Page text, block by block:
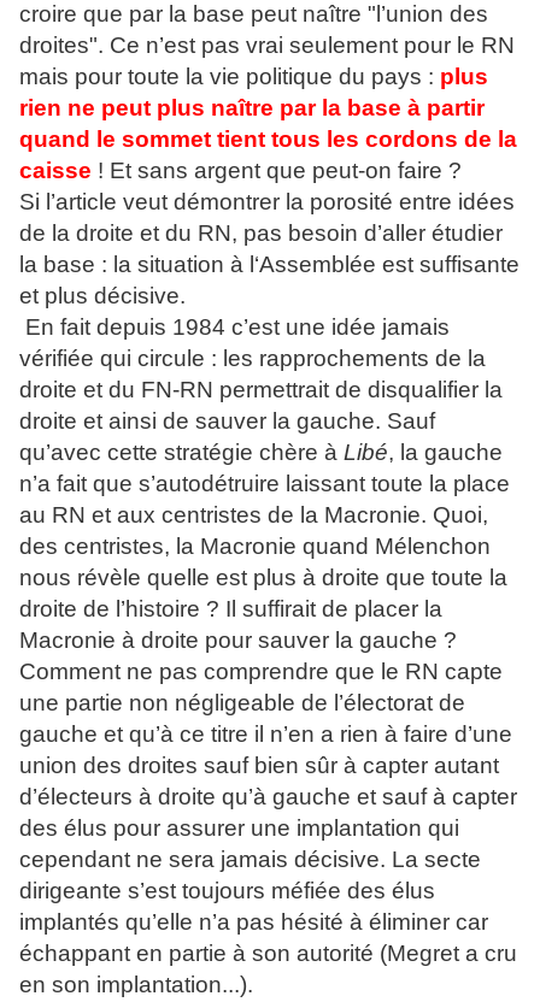
croire que par la base peut naître "l’union des
droites". Ce n’est pas vrai seulement pour le RN
mais pour toute la vie politique du pays : plus
rien ne peut plus naître par la base à partir
quand le sommet tient tous les cordons de la
caisse ! Et sans argent que peut-on faire ?
Si l’article veut démontrer la porosité entre idées
de la droite et du RN, pas besoin d’aller étudier
la base : la situation à l‘Assemblée est suffisante
et plus décisive.
En fait depuis 1984 c’est une idée jamais
vérifiée qui circule : les rapprochements de la
droite et du FN-RN permettrait de disqualifier la
droite et ainsi de sauver la gauche. Sauf
qu’avec cette stratégie chère à Libé, la gauche
n’a fait que s’autodétruire laissant toute la place
au RN et aux centristes de la Macronie. Quoi,
des centristes, la Macronie quand Mélenchon
nous révèle quelle est plus à droite que toute la
droite de l’histoire ? Il suffirait de placer la
Macronie à droite pour sauver la gauche ?
Comment ne pas comprendre que le RN capte
une partie non négligeable de l’électorat de
gauche et qu’à ce titre il n’en a rien à faire d’une
union des droites sauf bien sûr à capter autant
d’électeurs à droite qu’à gauche et sauf à capter
des élus pour assurer une implantation qui
cependant ne sera jamais décisive. La secte
dirigeante s’est toujours méfiée des élus
implantés qu’elle n’a pas hésité à éliminer car
échappant en partie à son autorité (Megret a cru
en son implantation...).